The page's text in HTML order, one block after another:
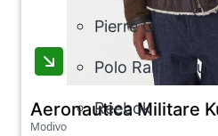
Pierre Cardin
Polo Ralph
Reebok
Aeronautica Militare
Modivo